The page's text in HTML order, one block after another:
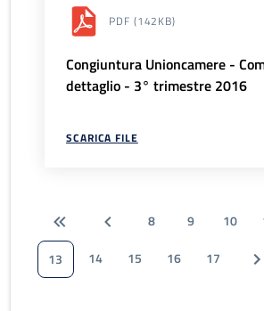
PDF (142KB)
Congiuntura Unioncamere -
dettaglio - 3° trimestre 2016
SCARICA FILE
8 9 10
13
14 15 16 17